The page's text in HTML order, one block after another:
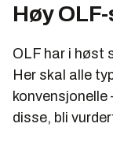
Høy
OLF har i høst
Her skal alle
disse, bli